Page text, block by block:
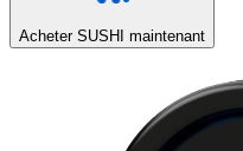
Acheter SUSHI maintenant